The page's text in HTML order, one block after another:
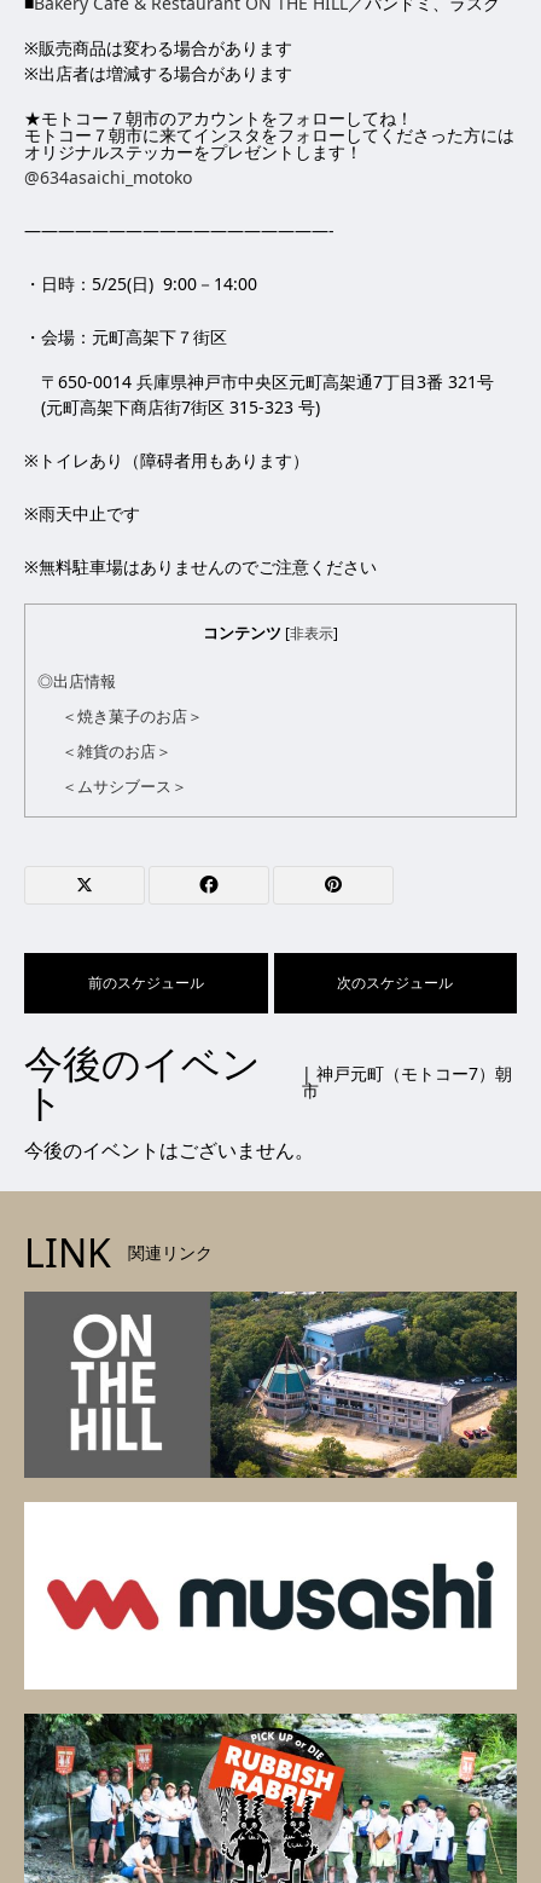
※販売商品は変わる場合があります
※出店者は増減する場合があります
★モトコー７朝市のアカウントをフォローしてね！
モトコー７朝市に来てインスタをフォローしてくださった方には
オリジナルステッカーをプレゼントします！
@634asaichi_motoko
——————————————————-
・日時：5/25(日) 9:00－14:00
・会場：元町高架下７街区
〒650-0014 兵庫県神戸市中央区元町高架通7丁目3番 321号
(元町高架下商店街7街区 315-323 号)
※トイレあり（障碍者用もあります）
※雨天中止です
※無料駐車場はありませんのでご注意ください
コンテンツ [非表示]
◎出店情報
＜焼き菓子のお店＞
＜雑貨のお店＞
＜ムサシブース＞
前のスケジュール 次のスケジュール
今後のイベン
ト
| 神戸元町（モトコー7）朝
市
今後のイベントはございません。
LINK 関連リンク